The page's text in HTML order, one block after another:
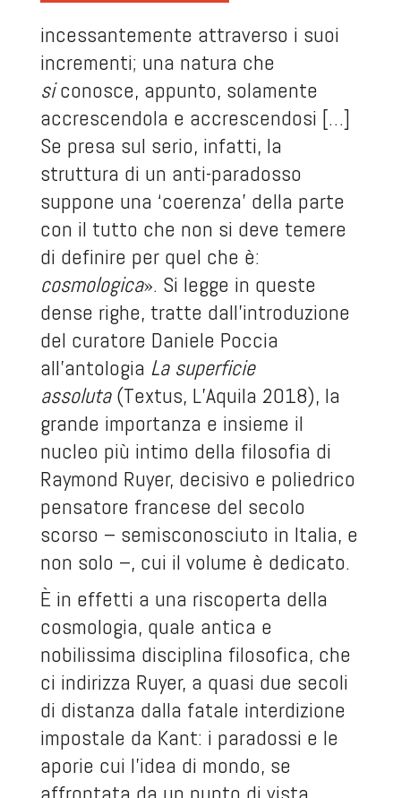
incessantemente attraverso i suoi
incrementi; una natura che
siconosce, appunto, solamente
accrescendola e accrescendosi […]
Se presa sul serio, infatti, la
struttura di un anti-paradosso
suppone una ‘coerenza’ della parte
con il tutto che non si deve temere
di definire per quel che è:
cosmologica». Si legge in queste
dense righe, tratte dall’introduzione
del curatore Daniele Poccia
all’antologia La superficie
assoluta(Textus, L’Aquila 2018), la
grande importanza e insieme il
nucleo più intimo della filosofia di
Raymond Ruyer, decisivo e poliedrico
pensatore francese del secolo
scorso – semisconosciuto in Italia, e
non solo –, cui il volume è dedicato.
È in effetti a una riscoperta della
cosmologia, quale antica e
nobilissima disciplina filosofica, che
ci indirizza Ruyer, a quasi due secoli
di distanza dalla fatale interdizione
impostale da Kant: i paradossi e le
aporie cui l’idea di mondo, se